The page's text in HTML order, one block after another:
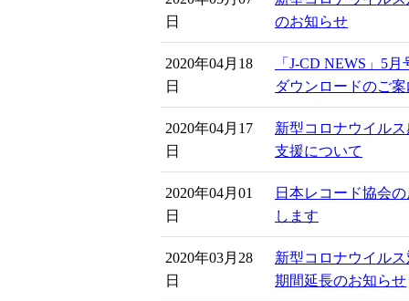
日
のお知らせ
2020年04月18
日
「J-CD NEWS」5
ダウンロードのご案
2020年04月17
日
新型コロナウイル
支援について
2020年04月01
日
日本レコード協会
します
2020年03月28
日
新型コロナウイル
期間延長のお知らせ